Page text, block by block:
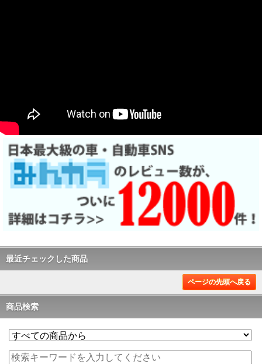
最近チェックした商品
ページの先頭へ戻る
商品検索